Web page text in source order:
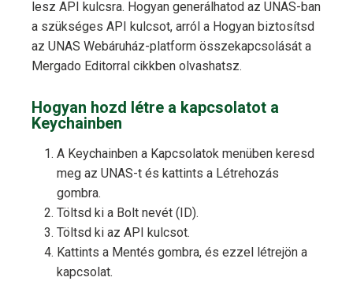
lesz API kulcsra. Hogyan generálhatod az UNAS-ban
a szükséges API kulcsot, arról a Hogyan biztosítsd
az UNAS Webáruház-platform összekapcsolását a
Mergado Editorral cikkben olvashatsz.
Hogyan hozd létre a kapcsolatot a
Keychainben
A Keychainben a Kapcsolatok menüben keresd
meg az UNAS-t és kattints a Létrehozás
gombra.
Töltsd ki a Bolt nevét (ID).
Töltsd ki az API kulcsot.
Kattints a Mentés gombra, és ezzel létrejön a
kapcsolat.